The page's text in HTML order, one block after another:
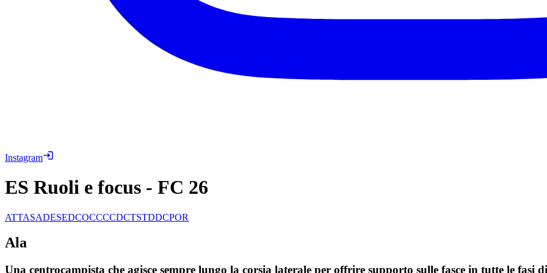
Instagram
ES Ruoli e focus - FC 26
ATTASADESEDCOCCCCDCTSTDDCPOR
Ala
Una centrocampista che agisce sempre lungo la corsia laterale per offrire supporto sulle fasce in tutte le fasi